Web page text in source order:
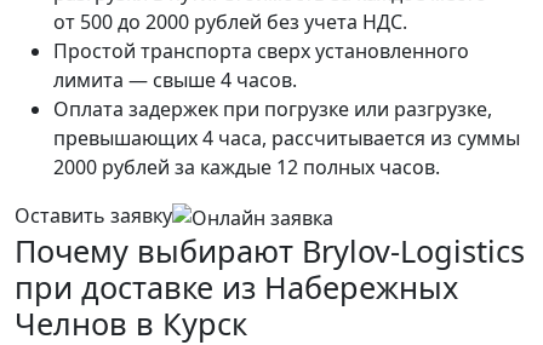
от 500 до 2000 рублей без учета НДС.
Простой транспорта сверх установленного
лимита — свыше 4 часов.
Оплата задержек при погрузке или разгрузке,
превышающих 4 часа, рассчитывается из суммы
2000 рублей за каждые 12 полных часов.
Оставить заявку
Почему выбирают Brylov-Logistics
при доставке из Набережных
Челнов в Курск